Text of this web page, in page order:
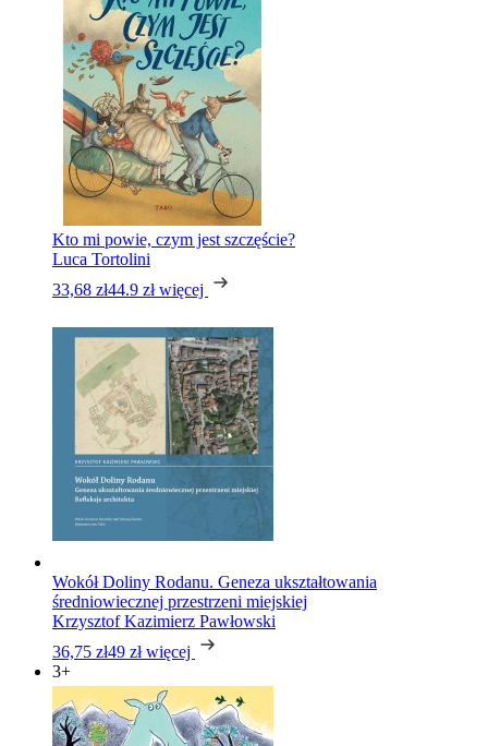
Kto mi powie, czym jest szczęście?
Luca Tortolini
33,68 zł44.9 zł więcej
Wokół Doliny Rodanu. Geneza ukształtowania
średniowiecznej przestrzeni miejskiej
Krzysztof Kazimierz Pawłowski
36,75 zł49 zł więcej
3+